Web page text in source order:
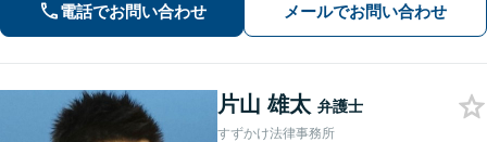
電話でお問い合わせ メールでお問い合わせ
片山 雄太 弁護士
すずかけ法律事務所